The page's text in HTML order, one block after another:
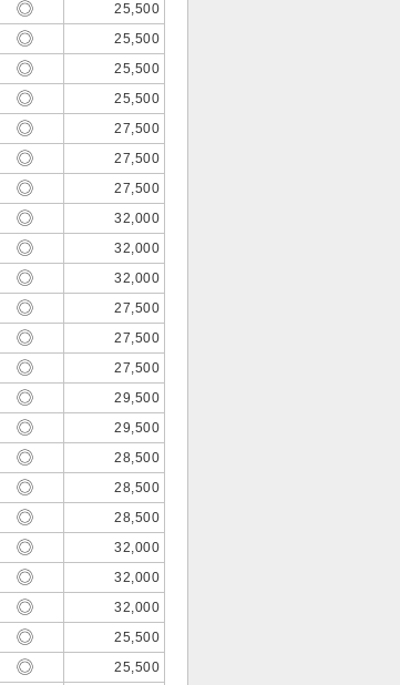
25,500
25,500
25,500
25,500
27,500
27,500
27,500
32,000
32,000
32,000
27,500
27,500
27,500
29,500
29,500
28,500
28,500
28,500
32,000
32,000
32,000
25,500
25,500